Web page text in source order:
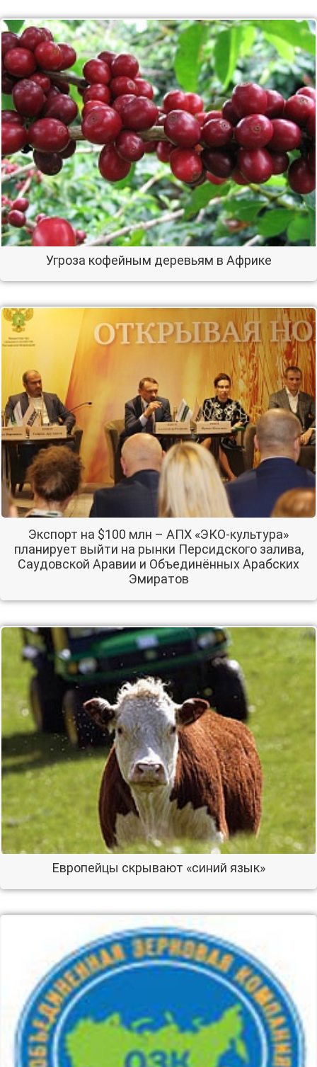
Угроза кофейным деревьям в Африке
Экспорт на $100 млн – АПХ «ЭКО-культура»
планирует выйти на рынки Персидского залива,
Саудовской Аравии и Объединённых Арабских
Эмиратов
Европейцы скрывают «синий язык»